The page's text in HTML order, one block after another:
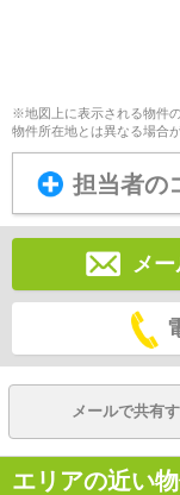
※地図上に表示される物件
物件所在地とは異なる場合
担当者の
メ
メールで共有
エリアの近い